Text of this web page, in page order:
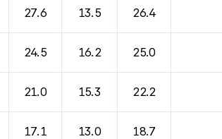
27.6 13.5 26.4
24.5 16.2 25.0
21.0 15.3 22.2
17.1 13.0 18.7